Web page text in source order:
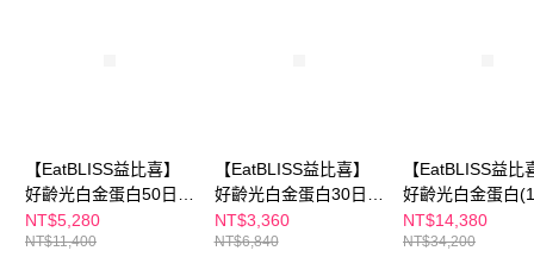
１．透過由恩沛科技股份有限公司提供之「AFTEE先享後付」服務完成之交
易，需依本服務之必要範圍內提供個人資料，並將交易相關給付款項請求債
權轉讓予恩沛科技股份有限公司。
２．關於個人資料處理事宜，請瀏覽以下網址：
https://aftee.tw/terms/#terms3
每筆NT$100，滿NT$600(含以上)免運費
付款後7-11取貨
每筆NT$100，滿NT$600(含以上)免運費
【EatBLISS益比喜】
好齡光白金蛋白50日份
2款可選(金色葷食/桃
金奶素)(10包/盒x5)
NT$5,280
NT$11,400
【EatBLISS益比喜】
好齡光白金蛋白30日份
2款可選(金色葷食/桃
金奶素)(10包/盒x3)
NT$3,360
NT$6,840
【EatBLISS益比
好齡光白金蛋白
盒)10包x15盒｜
體素
NT$14,380
NT$34,200